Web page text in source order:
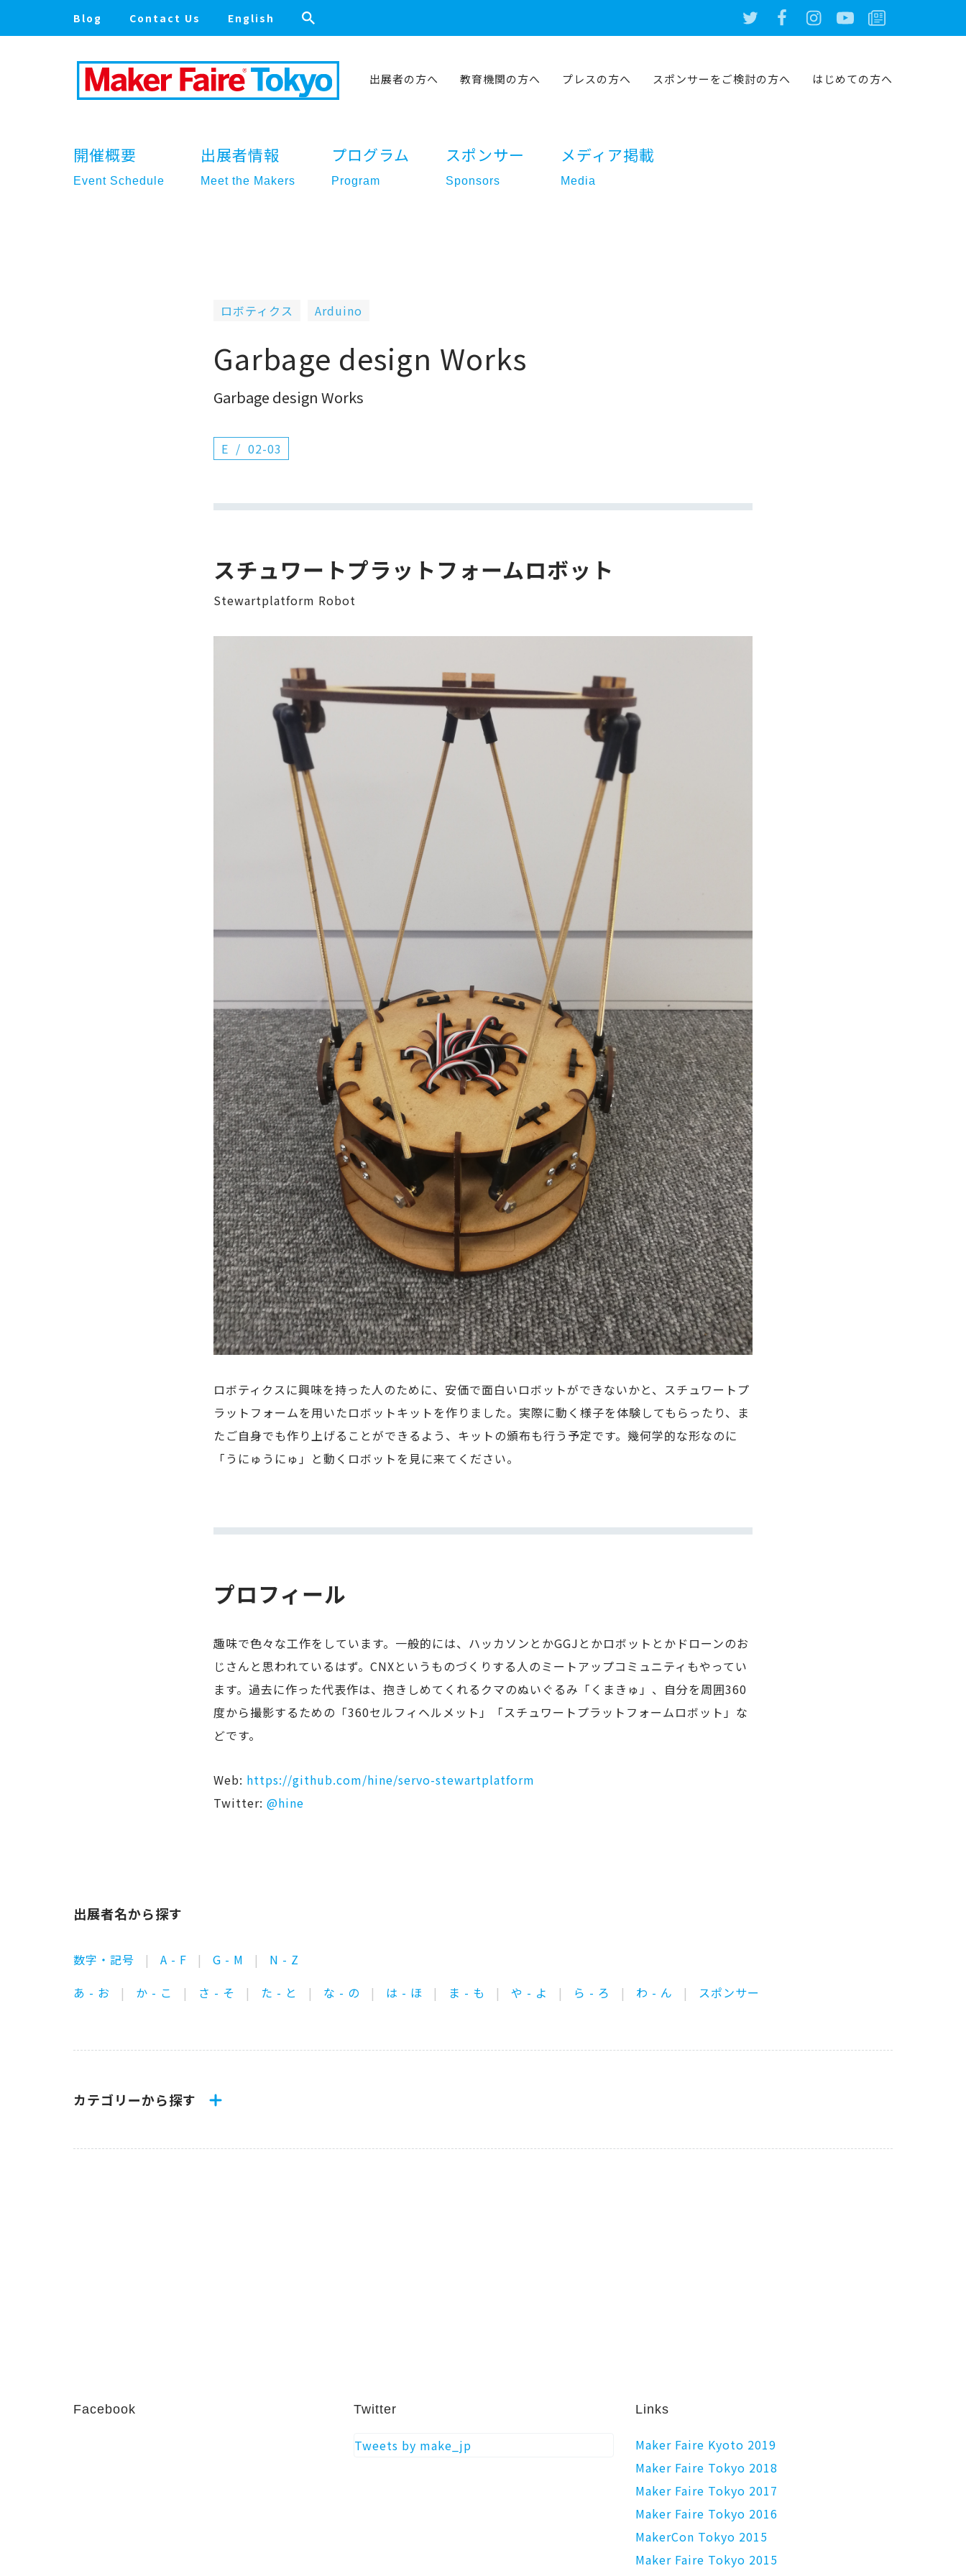
Blog Contact Us English
出展者の方へ 教育機関の方へ プレスの方へ スポンサーをご検討の方へ はじめての方へ
開催概要
Event Schedule
出展者情報
Meet the Makers
プログラム
Program
スポンサー
Sponsors
メディア掲載
Media
ロボティクス Arduino
Garbage design Works
Garbage design Works
E 02-03
スチュワートプラットフォームロボット
Stewartplatform Robot
ロボティクスに興味を持った人のために、安価で面白いロボットができないかと、スチュワートプ
ラットフォームを用いたロボットキットを作りました。実際に動く様子を体験してもらったり、ま
たご自身でも作り上げることができるよう、キットの頒布も行う予定です。幾何学的な形なのに
「うにゅうにゅ」と動くロボットを見に来てください。
プロフィール
趣味で色々な工作をしています。一般的には、ハッカソンとかGGJとかロボットとかドローンのお
じさんと思われているはず。CNXというものづくりする人のミートアップコミュニティもやってい
ます。過去に作った代表作は、抱きしめてくれるクマのぬいぐるみ「くまきゅ」、自分を周囲360
度から撮影するための「360セルフィヘルメット」「スチュワートプラットフォームロボット」な
どです。
Web: https://github.com/hine/servo-stewartplatform
Twitter: @hine
出展者名から探す
数字・記号 A - F G - M
N - Z
あ - お
か - こ さ - そ た - と な - の は - ほ ま - も や - よ ら - ろ わ - ん スポンサー
カテゴリーから探す
Facebook Twitter
Tweets by make_jp
Links
Maker Faire Kyoto 2019
Maker Faire Tokyo 2018
Maker Faire Tokyo 2017
Maker Faire Tokyo 2016
MakerCon Tokyo 2015
Maker Faire Tokyo 2015